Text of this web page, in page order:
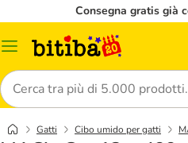
Consegna gratis già
Overview
Cerca
Gatti Cibo umido per gatti